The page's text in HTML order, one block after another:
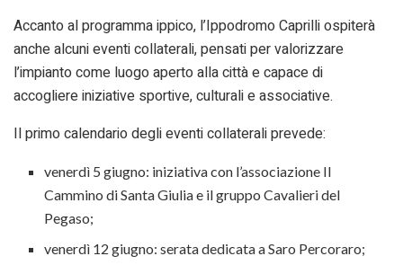
Accanto al programma ippico, l’Ippodromo Caprilli ospiterà
anche alcuni eventi collaterali, pensati per valorizzare
l’impianto come luogo aperto alla città e capace di
accogliere iniziative sportive, culturali e associative.
Il primo calendario degli eventi collaterali prevede:
venerdì 5 giugno: iniziativa con l’associazione Il
Cammino di Santa Giulia e il gruppo Cavalieri del
Pegaso;
venerdì 12 giugno: serata dedicata a Saro Percoraro;